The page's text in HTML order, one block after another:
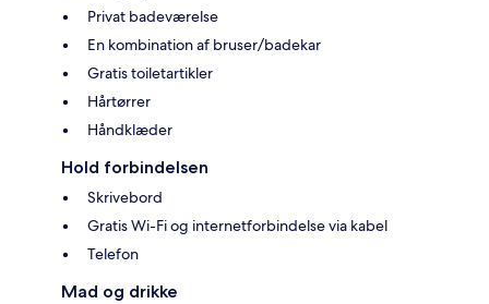
Privat badeværelse
En kombination af bruser/badekar
Gratis toiletartikler
Hårtørrer
Håndklæder
Hold forbindelsen
Skrivebord
Gratis Wi-Fi og internetforbindelse via kabel
Telefon
Mad og drikke